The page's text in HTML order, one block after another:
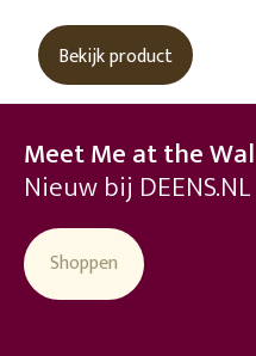
Bekijk product
Meet Me at the
Nieuw bij DEENS.NL
Shoppen